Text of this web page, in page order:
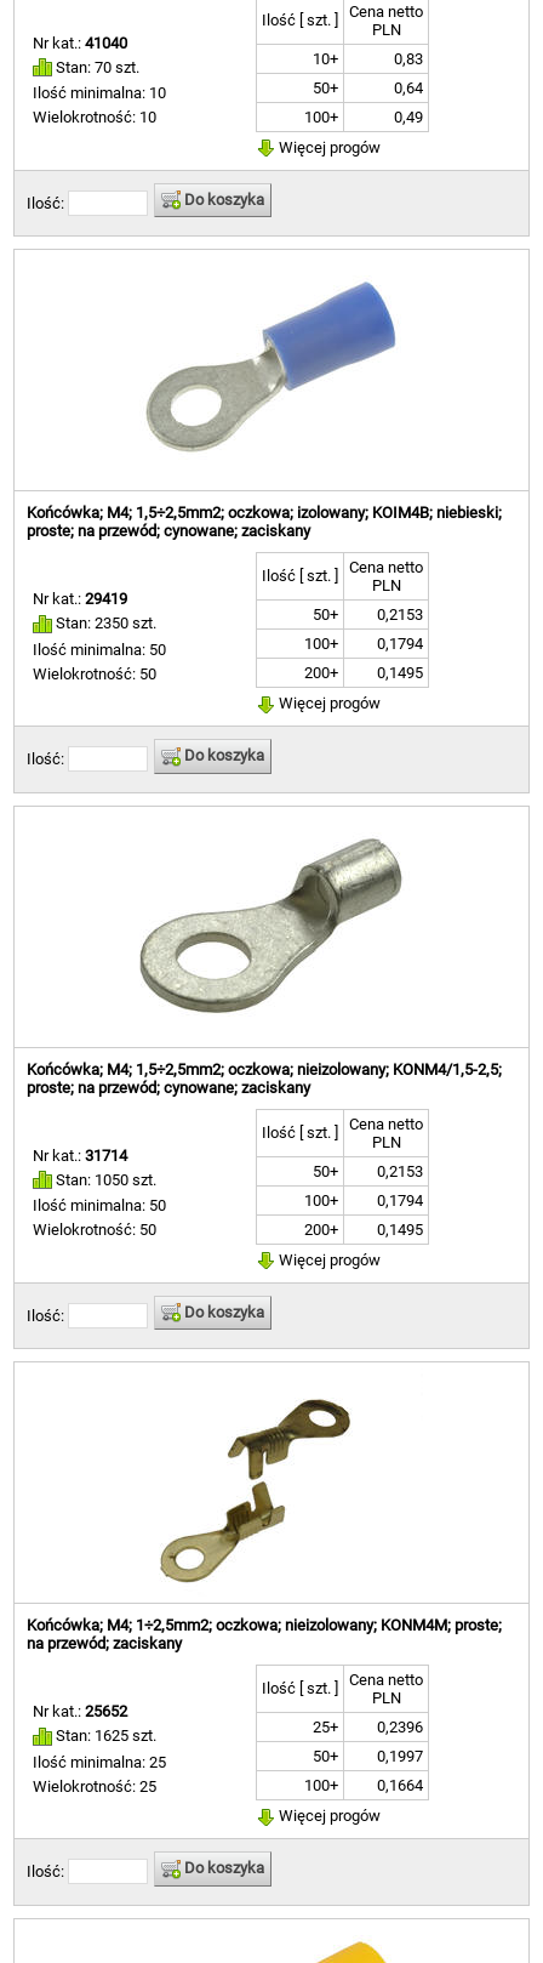
Nr kat.:41040
Stan: 70 szt.
Ilość minimalna: 10
Wielokrotność: 10
Ilość [ szt. ]
Cena netto
PLN
10+
0,83
50+
0,64
100+
0,49
Więcej progów
Ilość: Do koszyka
Końcówka; M4; 1,5÷2,5mm2; oczkowa; izolowany; KOIM4B; niebieski;
proste; na przewód; cynowane; zaciskany
Nr kat.:29419
Stan: 2350 szt.
Ilość minimalna: 50
Wielokrotność: 50
Ilość [ szt. ]
Cena netto
PLN
50+
0,2153
100+
0,1794
200+
0,1495
Więcej progów
Ilość: Do koszyka
Końcówka; M4; 1,5÷2,5mm2; oczkowa; nieizolowany; KONM4/1,5-2,5;
proste; na przewód; cynowane; zaciskany
Nr kat.:31714
Stan: 1050 szt.
Ilość minimalna: 50
Wielokrotność: 50
Ilość [ szt. ]
Cena netto
PLN
50+
0,2153
100+
0,1794
200+
0,1495
Więcej progów
Ilość: Do koszyka
Końcówka; M4; 1÷2,5mm2; oczkowa; nieizolowany; KONM4M; proste;
na przewód; zaciskany
Nr kat.:25652
Stan: 1625 szt.
Ilość minimalna: 25
Wielokrotność: 25
Ilość [ szt. ]
Cena netto
PLN
25+
0,2396
50+
0,1997
100+
0,1664
Więcej progów
Ilość: Do koszyka